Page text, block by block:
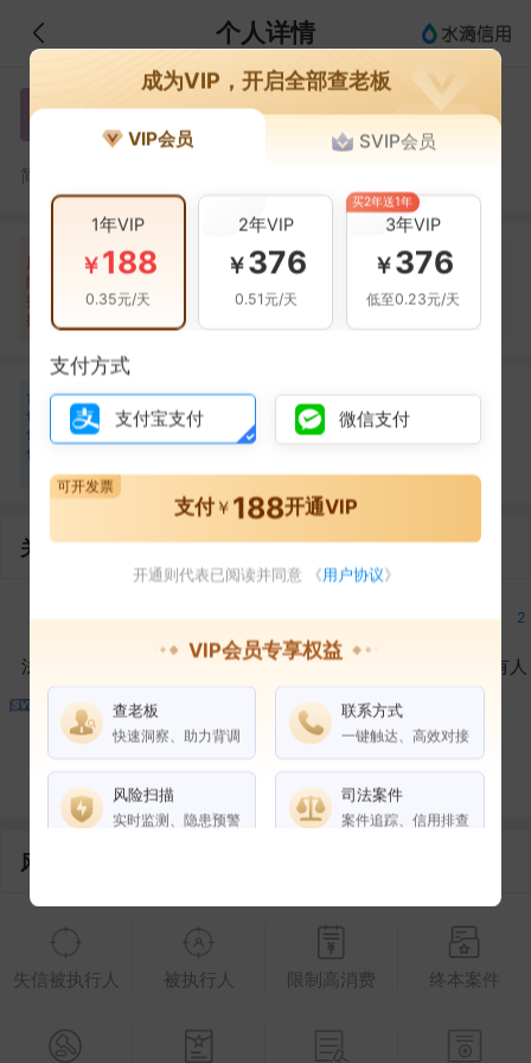
个人详情
黄 黄铭练
简介：
风
险
扫
描
自身风险
暂无风险
关联风险
暂无风险
提示信息
当前企业(0条)
合
作
伙
伴
韦 韦绍永
合作1次
佛山市星火广告有限公
梁 合作1次
佛山市珀卡文化传播有
关联企业
1
法定代表人
2
对外投资
2
在外任职
2
作为受益所有人
1
控制企业
2
风险信息
失信被执行人 被执行人 限制高消费 终本案件
成为VIP，开启全部查老板
VIP会员 SVIP会员
1年VIP
￥188
0.35元/天
2年VIP
￥376
0.51元/天
3年VIP
￥376
低至0.23元/天
买2年送1年
支付方式
支付宝支付 微信支付
支付￥ 188开通VIP
可开发票
开通则代表已阅读并同意 《用户协议》
VIP会员专享权益
查老板
快速洞察、助力背调
联系方式
一键触达、高效对接
风险扫描
实时监测、隐患预警
司法案件
案件追踪、信用排查
权益说明 VIP会员 SVIP会员
企业全部电话